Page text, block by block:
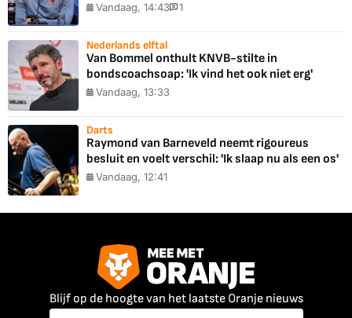
Vandaag, 14:43 1
Nederlands elftal
Van Bommel onthult KNVB-stilte in
bondscoachsoap: 'Ik vind het ook niet erg'
Vandaag, 13:33
Darts
Raymond van Barneveld neemt rigoureus
besluit en voelt verschil: 'Ik slaap nu als een os'
Vandaag, 12:41
Blijf op de hoogte van het laatste Oranje nieuws